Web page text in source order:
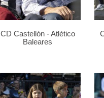
CD Castellón - Atlético
Baleares